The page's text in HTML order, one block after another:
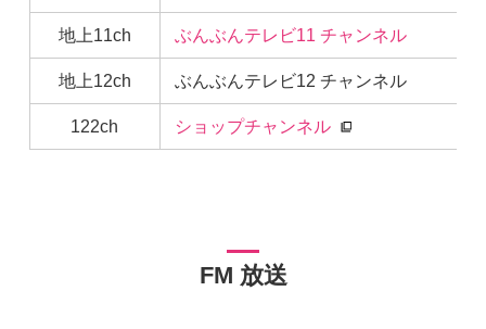
地上11ch ぶんぶんテレビ11 チャンネル
地上12ch ぶんぶんテレビ12 チャンネル
122ch ショップチャンネル
FM 放送